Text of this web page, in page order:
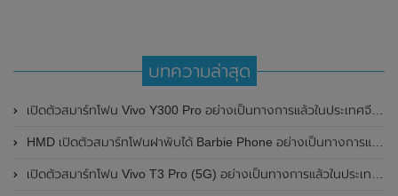
บทความล่าสุด
เปิดตัวสมาร์ทโฟน Vivo Y300 Pro อย่างเป็นทางการแล้วในประเทศจีน มาพร้อมดีไซน์พรีเมี่ยม ทนทาน และแบตเตอรี่สุดอึดขนาดใหญ่ 6,500mAh พร้อมรองรับการชาร์จไว 80W
HMD เปิดตัวสมาร์ทโฟนฝาพับได้ Barbie Phone อย่างเป็นทางการแล้ว มาพร้อมธีมสีชมพูสดใส
เปิดตัวสมาร์ทโฟน Vivo T3 Pro (5G) อย่างเป็นทางการแล้วในประเทศอินเดีย